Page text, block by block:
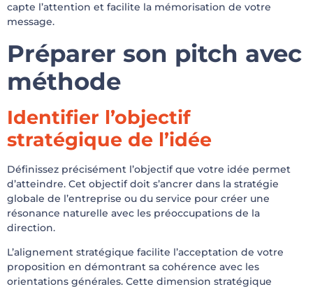
capte l’attention et facilite la mémorisation de votre
message.
Préparer son pitch avec
méthode
Identifier l’objectif
stratégique de l’idée
Définissez précisément l’objectif que votre idée permet
d’atteindre. Cet objectif doit s’ancrer dans la stratégie
globale de l’entreprise ou du service pour créer une
résonance naturelle avec les préoccupations de la
direction.
L’alignement stratégique facilite l’acceptation de votre
proposition en démontrant sa cohérence avec les
orientations générales. Cette dimension stratégique